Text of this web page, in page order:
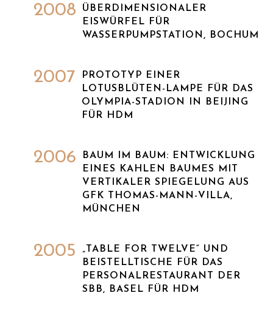
2008
ÜBERDIMENSIONALER
EISWÜRFEL FÜR
WASSERPUMPSTATION, BOCHUM
2007
PROTOTYP EINER
LOTUSBLÜTEN-LAMPE FÜR DAS
OLYMPIA-STADION IN BEIJING
FÜR HDM
2006
BAUM IM BAUM: ENTWICKLUNG
EINES KAHLEN BAUMES MIT
VERTIKALER SPIEGELUNG AUS
GFK THOMAS-MANN-VILLA,
MÜNCHEN
2005
„TABLE FOR TWELVE“ UND
BEISTELLTISCHE FÜR DAS
PERSONALRESTAURANT DER
SBB, BASEL FÜR HDM